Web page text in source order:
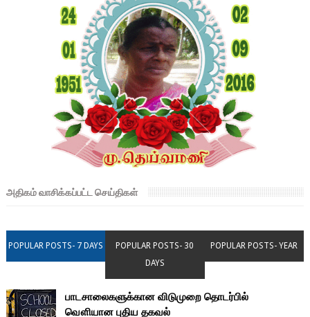
அதிகம் வாசிக்கப்பட்ட செய்திகள்
POPULAR POSTS- 7 DAYS
POPULAR POSTS- 30
DAYS
POPULAR POSTS- YEAR
பாடசாலைகளுக்கான விடுமுறை தொடர்பில்
வௌியான புதிய தகவல்